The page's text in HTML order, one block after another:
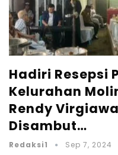
Hadiri Resepsi
Kelurahan
Rendy
Disambut…
Redaksi1 Sep 7, 2024